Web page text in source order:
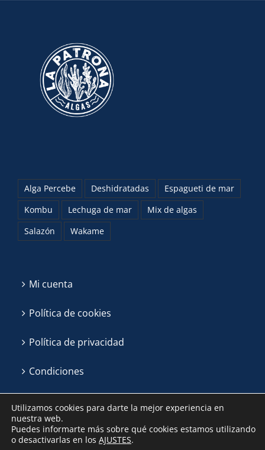
Alga Percebe Deshidratadas
Espagueti de mar
Kombu
Lechuga de mar
Mix de algas
Salazón
Wakame
Mi cuenta
Política de cookies
Política de privacidad
Condiciones
Utilizamos cookies para darte la mejor experiencia en
nuestra web.
Puedes informarte más sobre qué cookies estamos utilizando
o desactivarlas en los AJUSTES.